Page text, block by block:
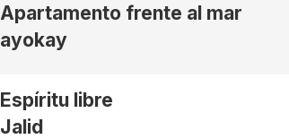
Apartamento frente al mar
ayokay
Espíritu libre
Jalid